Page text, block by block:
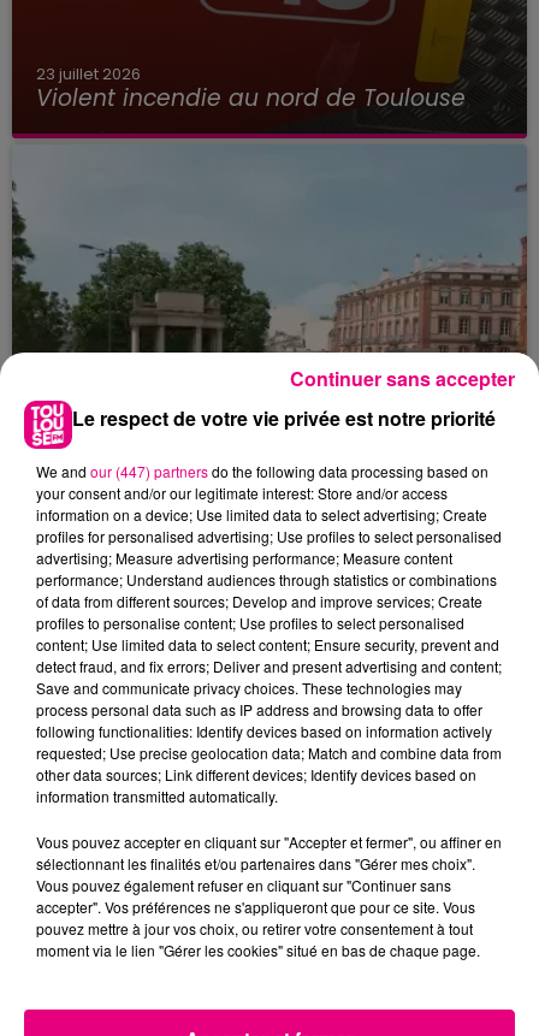
23 juillet 2026
Violent incendie au nord de Toulouse
22 juillet 2026
Toulouse : circulation perturbée dans le
secteur François Verdier...
Le respect de votre vie privée est notre priorité
We and our (447) partnersdo the following data processing based on
your consent and/or our legitimate interest: Store and/or access
information on a device; Use limited data to select advertising; Create
profiles for personalised advertising; Use profiles to select personalised
advertising; Measure advertising performance; Measure content
performance; Understand audiences through statistics or combinations
of data from different sources; Develop and improve services; Create
profiles to personalise content; Use profiles to select personalised
content; Use limited data to select content; Ensure security, prevent and
detect fraud, and fix errors; Deliver and present advertising and content;
Save and communicate privacy choices. These technologies may
process personal data such as IP address and browsing data to offer
following functionalities: Identify devices based on information actively
requested; Use precise geolocation data; Match and combine data from
other data sources; Link different devices; Identify devices based on
information transmitted automatically.
Vous pouvez accepter en cliquant sur "Accepter et fermer", ou affiner en
sélectionnant les finalités et/ou partenaires dans "Gérer mes choix".
Vous pouvez également refuser en cliquant sur "Continuer sans
accepter". Vos préférences ne s'appliqueront que pour ce site. Vous
pouvez mettre à jour vos choix, ou retirer votre consentement à tout
moment via le lien "Gérer les cookies" situé en bas de chaque page.
Continuer sans accepter